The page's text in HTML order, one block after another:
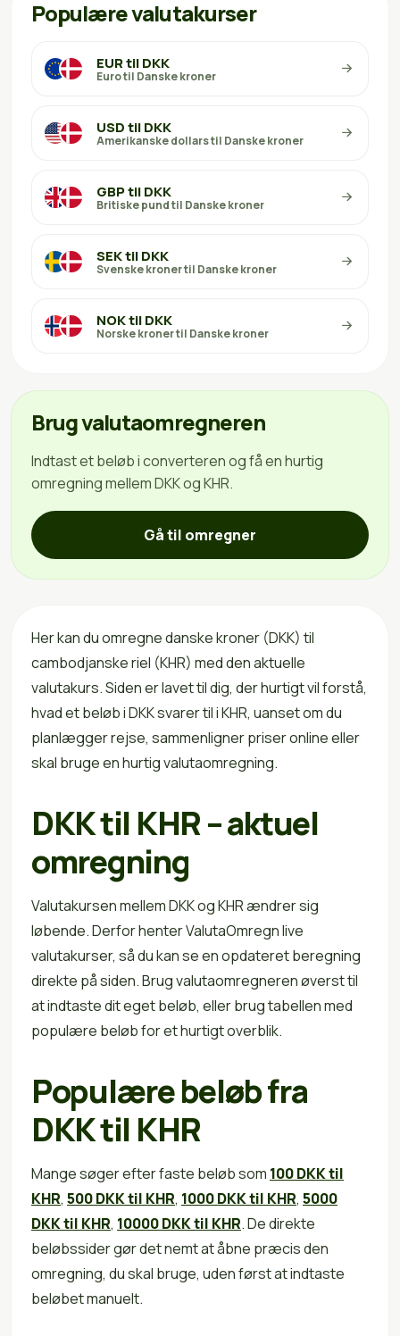
Populære valutakurser
EUR til DKK
Euro til Danske kroner
USD til DKK
Amerikanske dollars til Danske kroner
GBP til DKK
Britiske pund til Danske kroner
SEK til DKK
Svenske kroner til Danske kroner
NOK til DKK
Norske kroner til Danske kroner
Brug valutaomregneren
Indtast et beløb i converteren og få en hurtig
omregning mellem DKK og KHR.
Gå til omregner
Her kan du omregne danske kroner (DKK) til
cambodjanske riel (KHR) med den aktuelle
valutakurs. Siden er lavet til dig, der hurtigt vil forstå,
hvad et beløb i DKK svarer til i KHR, uanset om du
planlægger rejse, sammenligner priser online eller
skal bruge en hurtig valutaomregning.
DKK til KHR – aktuel
omregning
Valutakursen mellem DKK og KHR ændrer sig
løbende. Derfor henter ValutaOmregn live
valutakurser, så du kan se en opdateret beregning
direkte på siden. Brug valutaomregneren øverst til
at indtaste dit eget beløb, eller brug tabellen med
populære beløb for et hurtigt overblik.
Populære beløb fra
DKK til KHR
Mange søger efter faste beløb som 100 DKK til
KHR, 500 DKK til KHR, 1000 DKK til KHR, 5000
DKK til KHR, 10000 DKK til KHR. De direkte
beløbssider gør det nemt at åbne præcis den
omregning, du skal bruge, uden først at indtaste
beløbet manuelt.